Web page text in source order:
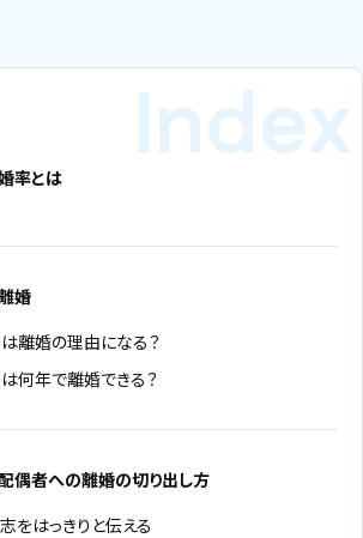
率とは
婚
離婚の理由になる？
何年で離婚できる？
偶者への離婚の切り出し方
をはっきりと伝える